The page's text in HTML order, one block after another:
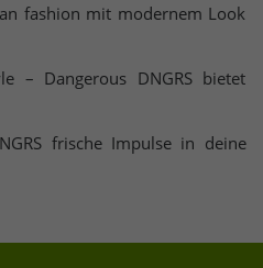
fashion mit modernem Look
– Dangerous DNGRS bietet
frische Impulse in deine